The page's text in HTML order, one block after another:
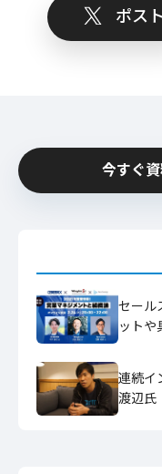
ポスト
今すぐ
セール
ットや
連続イ
渡辺氏